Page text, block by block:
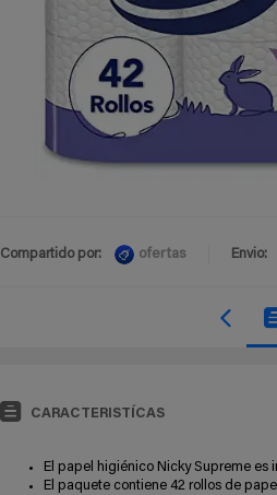
Compartido por: ofertas Envio:
CARACTERISTÍCAS
El papel higiénico Nicky Supreme es
El paquete contiene 42 rollos de